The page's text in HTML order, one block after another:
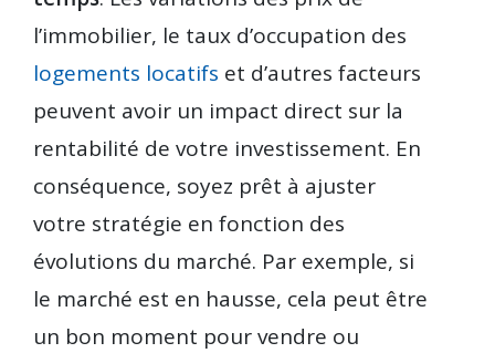
l’immobilier, le taux d’occupation des
logements locatifs et d’autres facteurs
peuvent avoir un impact direct sur la
rentabilité de votre investissement. En
conséquence, soyez prêt à ajuster
votre stratégie en fonction des
évolutions du marché. Par exemple, si
le marché est en hausse, cela peut être
un bon moment pour vendre ou